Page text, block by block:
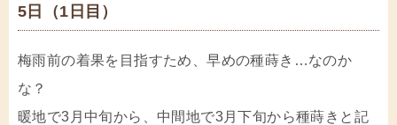
5日（1日目）
梅雨前の着果を目指すため、早めの種蒔き…なのか
な？
暖地で3月中旬から、中間地で3月下旬から種蒔きと記